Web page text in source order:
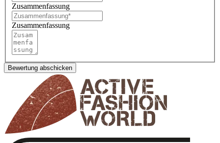
Zusammenfassung
Zusammenfassung
Bewertung abschicken